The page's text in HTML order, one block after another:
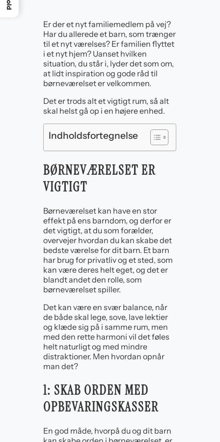
Er der et nyt familiemedlem på vej?
Har du allerede et barn, som trænger
til et nyt værelses? Er familien flyttet
i et nyt hjem? Uanset hvilken
situation, du står i, lyder det som om,
at lidt inspiration og gode råd til
børneværelset er velkommen.
Det er trods alt et vigtigt rum, så alt
skal helst gå op i en højere enhed.
Indholdsfortegnelse
BØRNEVÆRELSET ER
VIGTIGT
Børneværelset kan have en stor
effekt på ens barndom, og derfor er
det vigtigt, at du som forælder,
overvejer hvordan du kan skabe det
bedste værelse for dit barn. Et barn
har brug for privatliv og et sted, som
kan være deres helt eget, og det er
blandt andet den rolle, som
børneværelset spiller.
Det kan være en svær balance, når
de både skal lege, sove, lave lektier
og klæde sig på i samme rum, men
med den rette harmoni vil det føles
helt naturligt og med mindre
distraktioner. Men hvordan opnår
man det?
1: SKAB ORDEN MED
OPBEVARINGSKASSER
En god måde, hvorpå du og dit barn